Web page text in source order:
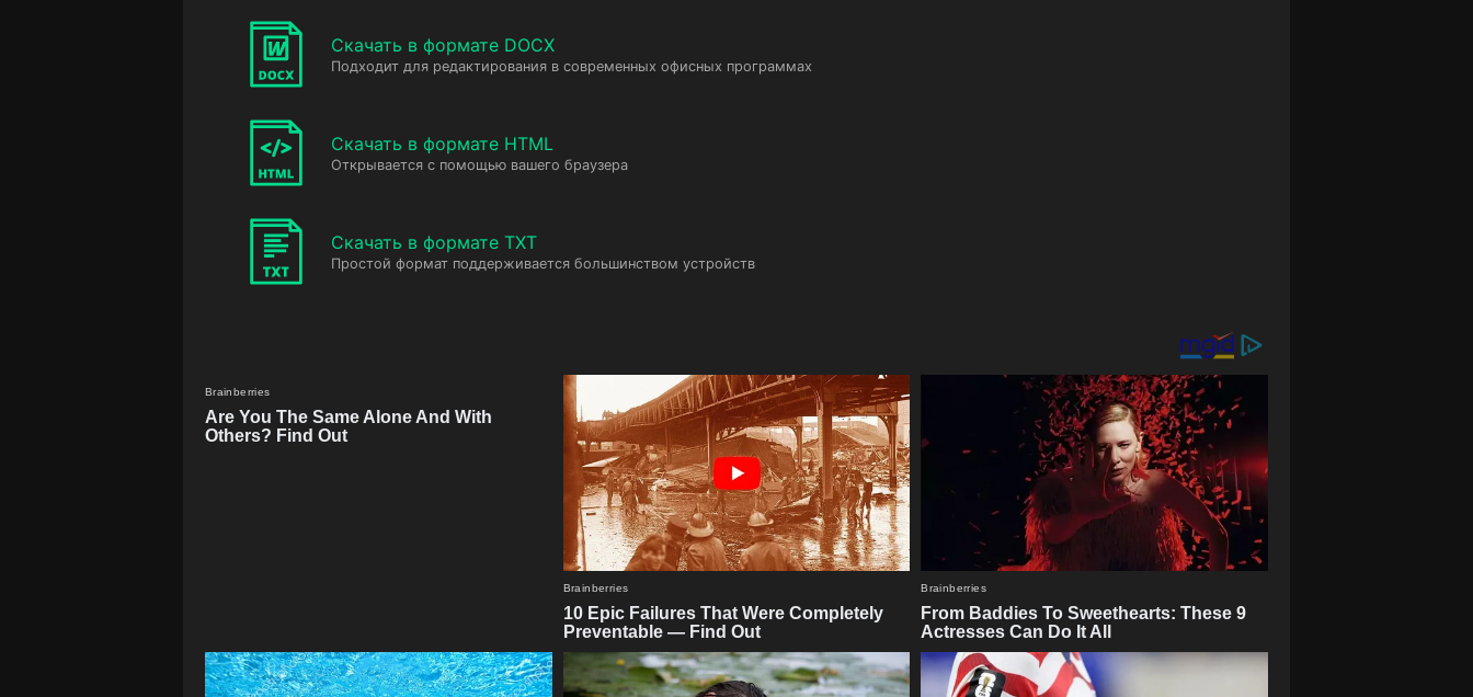
Скачать в формате DOCX
Подходит для редактирования в современных офисных программах
Скачать в формате HTML
Открывается с помощью вашего браузера
Скачать в формате TXT
Простой формат поддерживается большинством устройств